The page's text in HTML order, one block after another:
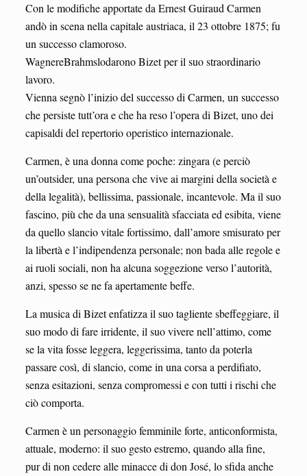
Con le modifiche apportate da Ernest Guiraud Carmen
andò in scena nella capitale austriaca, il 23 ottobre 1875; fu
un successo clamoroso.
WagnereBrahmslodarono Bizet per il suo straordinario
lavoro.
Vienna segnò l’inizio del successo di Carmen, un successo
che persiste tutt’ora e che ha reso l’opera di Bizet, uno dei
capisaldi del repertorio operistico internazionale.
Carmen, è una donna come poche: zingara (e perciò
un’outsider, una persona che vive ai margini della società e
della legalità), bellissima, passionale, incantevole. Ma il suo
fascino, più che da una sensualità sfacciata ed esibita, viene
da quello slancio vitale fortissimo, dall’amore smisurato per
la libertà e l’indipendenza personale; non bada alle regole e
ai ruoli sociali, non ha alcuna soggezione verso l’autorità,
anzi, spesso se ne fa apertamente beffe.
La musica di Bizet enfatizza il suo tagliente sbeffeggiare, il
suo modo di fare irridente, il suo vivere nell’attimo, come
se la vita fosse leggera, leggerissima, tanto da poterla
passare così, di slancio, come in una corsa a perdifiato,
senza esitazioni, senza compromessi e con tutti i rischi che
ciò comporta.
Carmen è un personaggio femminile forte, anticonformista,
attuale, moderno: il suo gesto estremo, quando alla fine,
pur di non cedere alle minacce di don José, lo sfida anche